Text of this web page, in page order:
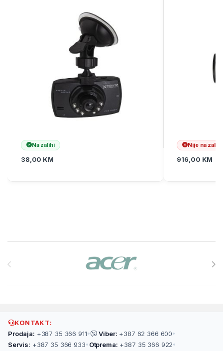
Na zalihi
38,00 KM
Nije na zalihi
916,00 KM
KONTAKT:
Prodaja: +387 35 366 911• Viber: +387 62 366 600•
Servis: +387 35 366 933• Otprema: +387 35 366 922•